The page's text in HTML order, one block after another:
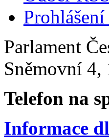
Parlament
Sněmovní 4,
Telefon na
Informace